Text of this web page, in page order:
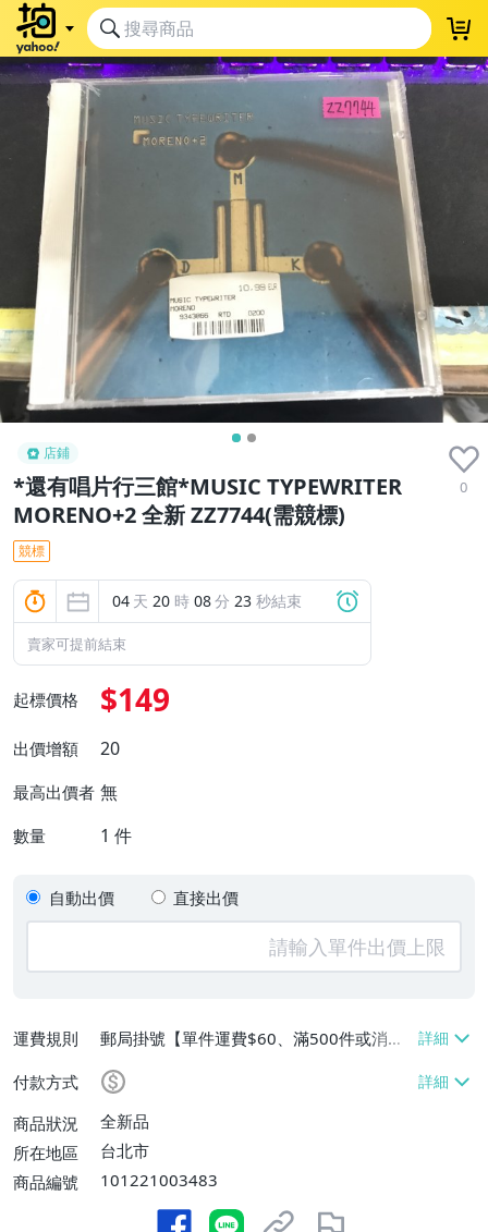
店鋪
*還有唱片行三館*MUSIC TYPEWRITER
MORENO+2 全新 ZZ7744(需競標)
0
競標
04 天 20 時 08分 22 秒結束
賣家可提前結束
起標價格 $149
出價增額 20
最高出價者 無
數量 1 件
自動出價 直接出價
運費規則
郵局掛號【單件運費$60、滿500件或消費
滿$20000免運費】
付款方式
商品狀況
全新品
所在地區
台北市
商品編號
101221003483